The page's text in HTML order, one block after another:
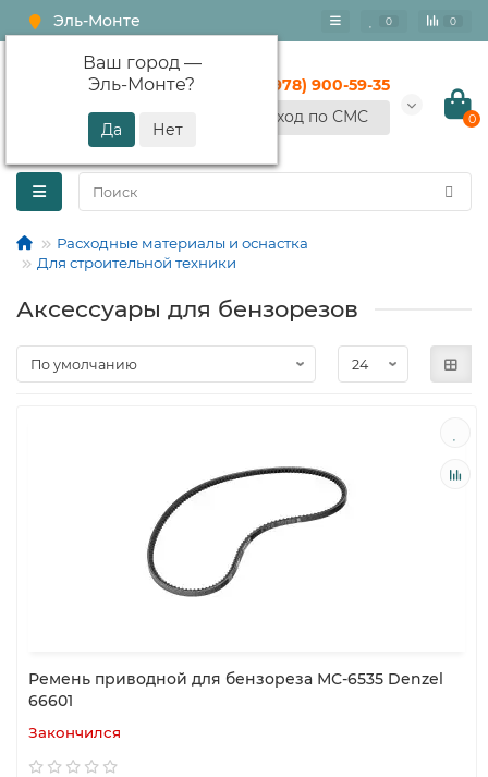
Эль-Монте
Ваш город —
Эль-Монте?
0 0
+7 (978) 900-59-35
Вход по СМС
0
Расходные материалы и оснастка
Для строительной техники
Аксессуары для бензорезов
Ремень приводной для бензореза МС-6535 Denzel
66601
Закончился